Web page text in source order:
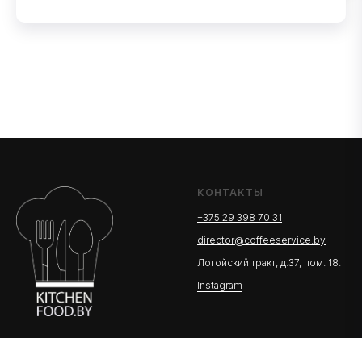
КОНТАКТЫ
+375 29 398 70 31
director@coffeeservice.by
Логойский тракт, д.37, пом. 18.
Instagram